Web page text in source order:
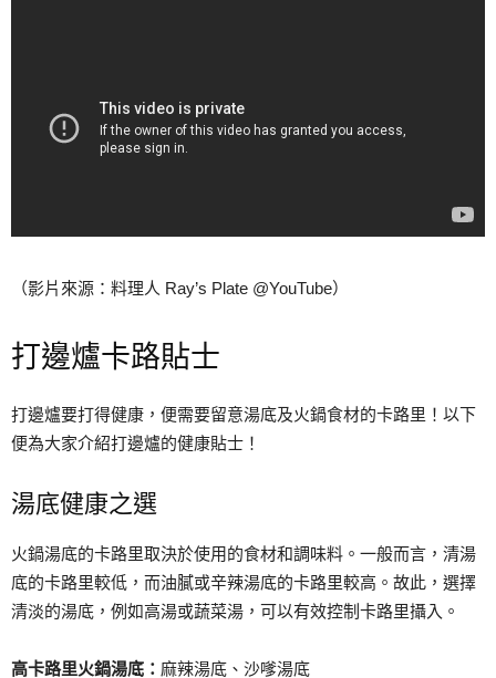
（影片來源：料理人 Ray’s Plate @YouTube）
打邊爐卡路貼士
打邊爐要打得健康，便需要留意湯底及火鍋食材的卡路里！以下
便為大家介紹打邊爐的健康貼士！
湯底健康之選
火鍋湯底的卡路里取決於使用的食材和調味料。一般而言，清湯
底的卡路里較低，而油膩或辛辣湯底的卡路里較高。故此，選擇
清淡的湯底，例如高湯或蔬菜湯，可以有效控制卡路里攝入。
高卡路里火鍋湯底： 麻辣湯底、沙嗲湯底